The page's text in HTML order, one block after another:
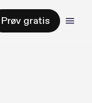
Prøv gratis